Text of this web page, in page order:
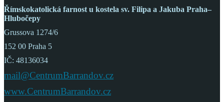
Římskokatolická farnost u kostela sv. Filipa a Jakuba Praha–
Hlubočepy
Grussova 1274/6
152 00 Praha 5
IČ: 48136034
mail@CentrumBarrandov.cz
www.CentrumBarrandov.cz